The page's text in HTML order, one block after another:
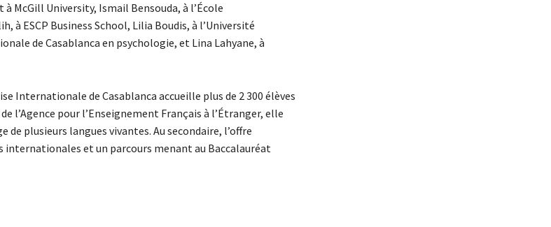
McGill University, Ismail Bensouda, à l’École
à ESCP Business School, Lilia Boudis, à l’Université
de Casablanca en psychologie, et Lina Lahyane, à
Internationale de Casablanca accueille plus de 2 300 élèves
l’Agence pour l’Enseignement Français à l’Étranger, elle
plusieurs langues vivantes. Au secondaire, l’offre
et un parcours menant au Baccalauréat